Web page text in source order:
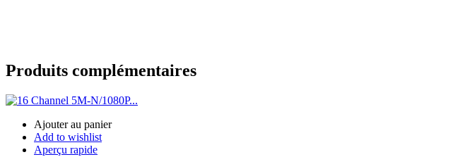
Produits complémentaires
Ajouter au panier
Add to wishlist
Aperçu rapide